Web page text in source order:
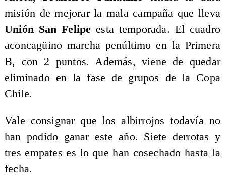
misión de mejorar la mala campaña que lleva
Unión San Felipe esta temporada. El cuadro
aconcagüino marcha penúltimo en la Primera
B, con 2 puntos. Además, viene de quedar
eliminado en la fase de grupos de la Copa
Chile.
Vale consignar que los albirrojos todavía no
han podido ganar este año. Siete derrotas y
tres empates es lo que han cosechado hasta la
fecha.